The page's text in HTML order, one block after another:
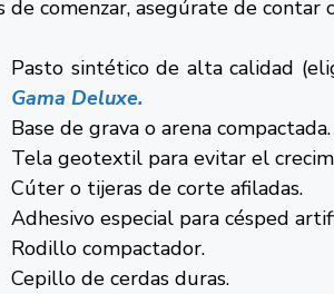
de comenzar, asegúrate de
Pasto sintético de alta calidad
Gama Deluxe.
Base de grava o arena compactada.
Tela geotextil para evitar el
Cúter o tijeras de corte afiladas.
Adhesivo especial para césped
Rodillo compactador.
Cepillo de cerdas duras.